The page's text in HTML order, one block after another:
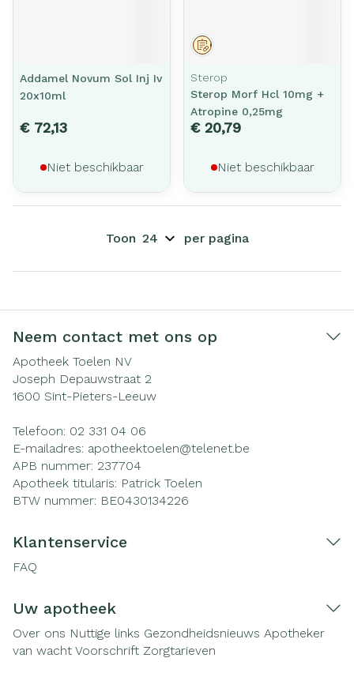
Addamel Novum Sol Inj Iv
20x10ml
€ 72,13
Niet beschikbaar
Op voorschrift
Sterop
Sterop Morf Hcl 10mg +
Atropine 0,25mg
€ 20,79
Niet beschikbaar
Toon per pagina
Neem contact met ons op
Apotheek Toelen NV
Joseph Depauwstraat 2
1600 Sint-Pieters-Leeuw
Telefoon: 02 331 04 06
E-mailadres: apotheektoelen@telenet.be
APB nummer: 237704
Apotheek titularis: Patrick Toelen
BTW nummer: BE0430134226
Klantenservice
FAQ
Uw apotheek
Over ons Nuttige links Gezondheidsnieuws Apotheker
van wacht Voorschrift Zorgtarieven